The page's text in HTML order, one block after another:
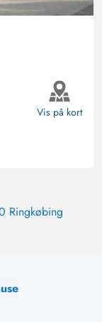
Vis på kort
Ringkøbing